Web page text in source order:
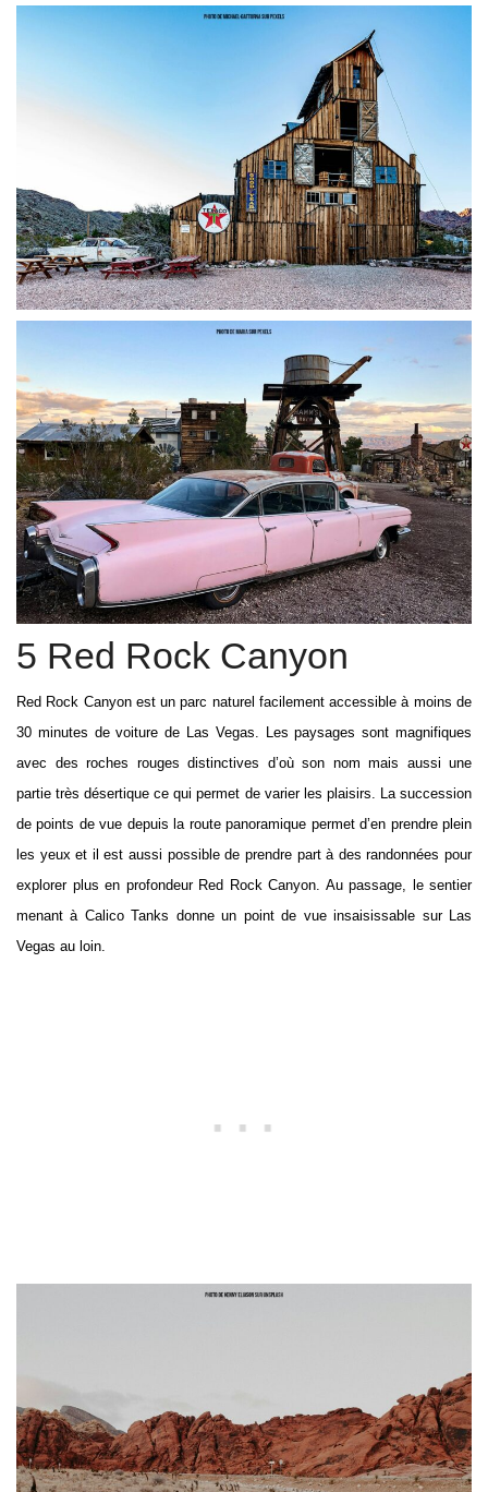
5 Red Rock Canyon
Red Rock Canyon est un parc naturel facilement accessible à moins de
30 minutes de voiture de Las Vegas. Les paysages sont magnifiques
avec des roches rouges distinctives d’où son nom mais aussi une
partie très désertique ce qui permet de varier les plaisirs. La succession
de points de vue depuis la route panoramique permet d’en prendre plein
les yeux et il est aussi possible de prendre part à des randonnées pour
explorer plus en profondeur Red Rock Canyon. Au passage, le sentier
menant à Calico Tanks donne un point de vue insaisissable sur Las
Vegas au loin.